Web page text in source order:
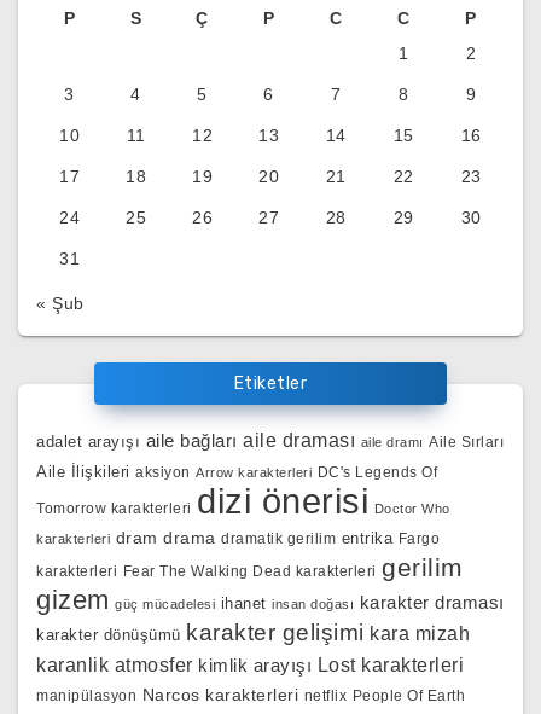
P
S Ç P C C
P
1
2
3 4 5 6 7 8 9
10 11 12 13 14 15 16
17 18 19 20 21 22 23
24 25 26 27 28 29 30
31
« Şub
Etiketler
adalet arayışı aile bağları aile draması aile dramı Aile Sırları
Aile İlişkileri aksiyon Arrow karakterleri DC's Legends Of
Tomorrow karakterleri dizi önerisi Doctor Who
karakterleri dram drama dramatik gerilim entrika Fargo
karakterleri Fear The Walking Dead karakterleri gerilim
gizem güç mücadelesi ihanet insan doğası karakter draması
karakter dönüşümü karakter gelişimi kara mizah
karanlik atmosfer kimlik arayışı Lost karakterleri
manipülasyon Narcos karakterleri netflix People Of Earth